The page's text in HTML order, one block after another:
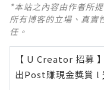
*本站之內容由作者所
所有博客的立場、真實
任。
【 U Creator 招募 】
出Post賺現金獎賞 l